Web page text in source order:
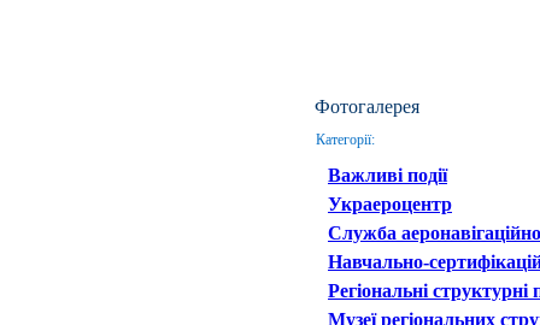
Фотогалерея
Категорії:
Важливі події
Украероцентр
Служба
Навчально-
Регіональні структурні
Музеї регіональних